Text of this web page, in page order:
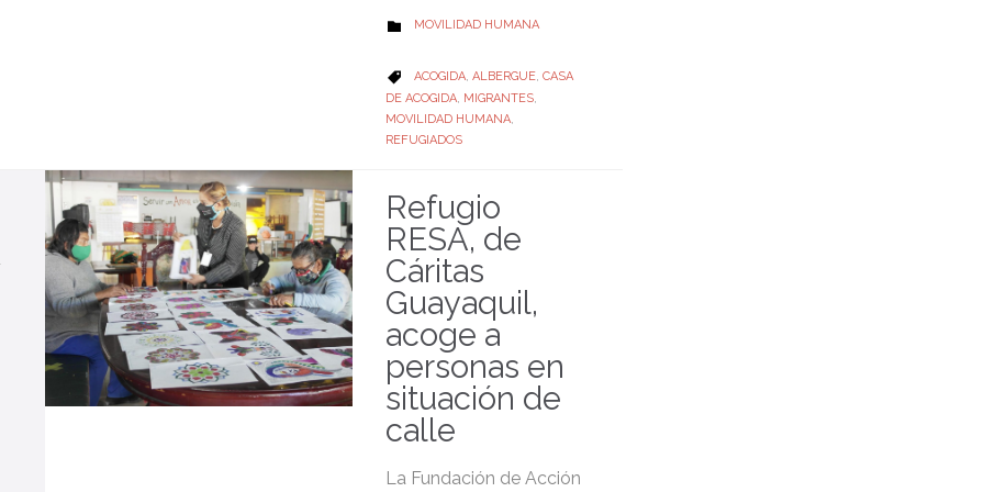
 CATEGORY
MOVILIDAD HUMANA
 CATEGORY
ACOGIDA, ALBERGUE, CASA
DE ACOGIDA, MIGRANTES,
MOVILIDAD HUMANA,
REFUGIADOS
Refugio
RESA, de
Cáritas
Guayaquil,
acoge a
personas en
situación de
calle
La Fundación de Acción